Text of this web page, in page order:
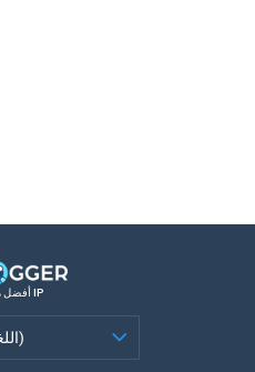
أفضل مسجل IP
(اللغة العربية)